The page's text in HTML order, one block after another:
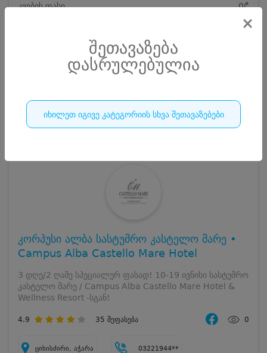
×
შეთავაზება
დასრულებულია
იხილეთ იგივე კატეგორიის სხვა შეთავაზებები
კვების ფასი
0₾
419
დამატებითი საწოლი
ნომრის ღირებულება დანაზოგით
დასრულებულია
დასრულებულია
კორპუსი ალბა სასტუმრო კასტელო მარე •
Campus Alba Castello Mare Hotel
3 დღე/2 ღამე სპეციალურ ფასად! 10-19 ივნისი სასტუმრო
კასტელო მარე / Campus Alba Castello Mare Hotel &
Wellness Resort -სგან!
4.9 35 შეფასება 0
ციხისძირი, აჭარა 03221944**